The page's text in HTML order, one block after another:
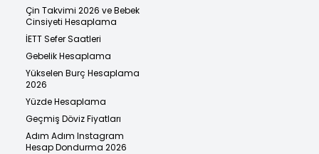
Çin Takvimi 2026 ve Bebek
Cinsiyeti Hesaplama
İETT Sefer Saatleri
Gebelik Hesaplama
Yükselen Burç Hesaplama
2026
Yüzde Hesaplama
Geçmiş Döviz Fiyatları
Adım Adım Instagram
Hesap Dondurma 2026